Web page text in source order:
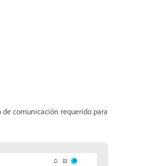
comunicación requerido para